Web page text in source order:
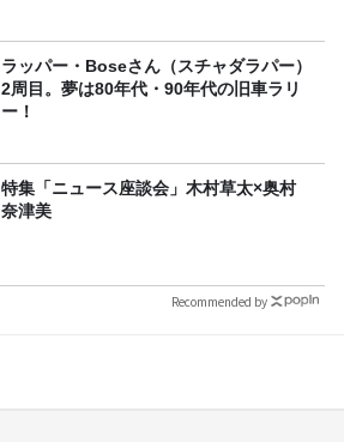
ラッパー・Boseさん（スチャダラパー）
2周目。夢は80年代・90年代の旧車ラリ
ー！
特集「ニュース座談会」木村草太×奥村
奈津美
Recommended by